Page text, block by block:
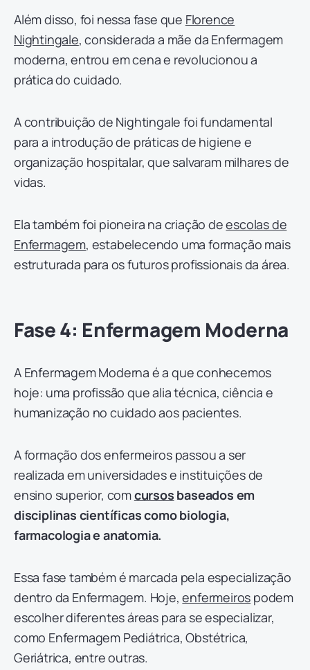
Além disso, foi nessa fase que Florence
Nightingale, considerada a mãe da Enfermagem
moderna, entrou em cena e revolucionou a
prática do cuidado.
A contribuição de Nightingale foi fundamental
para a introdução de práticas de higiene e
organização hospitalar, que salvaram milhares de
vidas.
Ela também foi pioneira na criação deescolas de
Enfermagem, estabelecendo uma formação mais
estruturada para os futuros profissionais da área.
Fase 4: Enfermagem Moderna
A Enfermagem Moderna é a que conhecemos
hoje: uma profissão que alia técnica, ciência e
humanização no cuidado aos pacientes.
A formação dos enfermeiros passou a ser
realizada em universidades e instituições de
ensino superior, comcursos baseados em
disciplinas científicas como biologia,
farmacologia e anatomia.
Essa fase também é marcada pela especialização
dentro da Enfermagem. Hoje,enfermeiros podem
escolher diferentes áreas para se especializar,
como Enfermagem Pediátrica, Obstétrica,
Geriátrica, entre outras.